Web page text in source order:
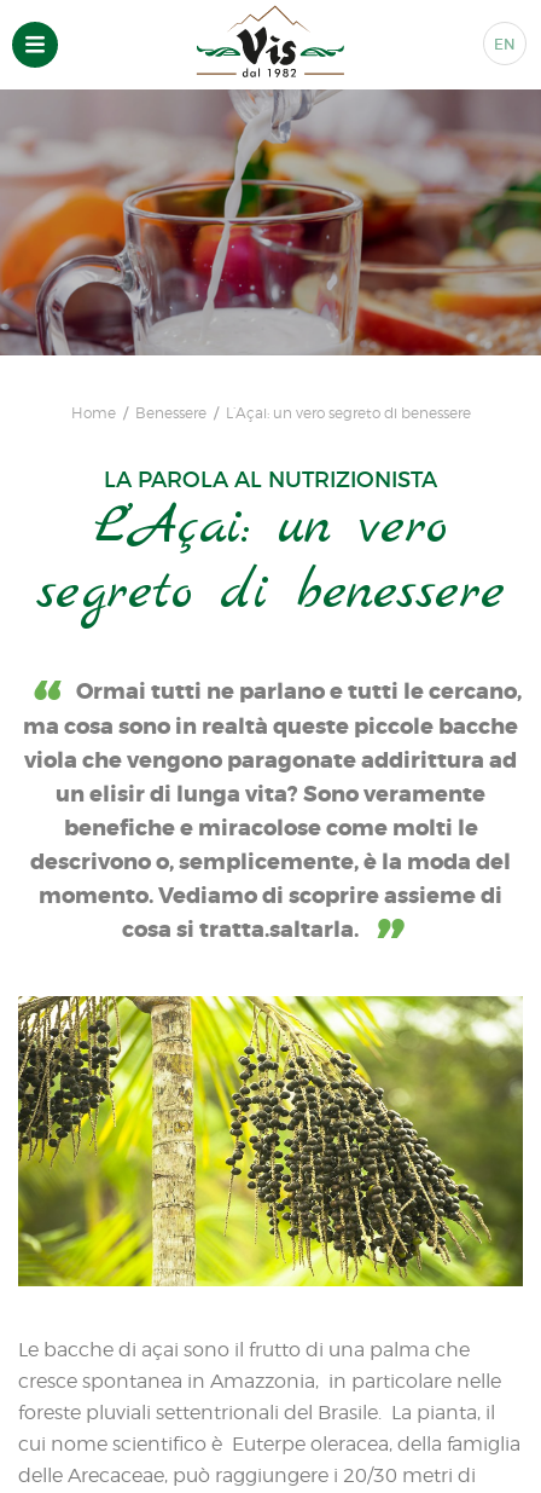
EN
Home Benessere L’Açai: un vero segreto di benessere
LA PAROLA AL NUTRIZIONISTA
L’Açai: un vero
segreto di benessere
Ormai tutti ne parlano e tutti le cercano,
ma cosa sono in realtà queste piccole bacche
viola che vengono paragonate addirittura ad
un elisir di lunga vita? Sono veramente
benefiche e miracolose come molti le
descrivono o, semplicemente, è la moda del
momento. Vediamo di scoprire assieme di
cosa si tratta.saltarla.
Le bacche di açai sono il frutto di una palma che
cresce spontanea in Amazzonia, in particolare nelle
foreste pluviali settentrionali del Brasile. La pianta, il
cui nome scientifico è Euterpe oleracea, della famiglia
delle Arecaceae, può raggiungere i 20/30 metri di